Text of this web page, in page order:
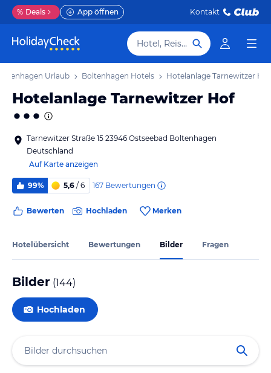
% Deals App öffnen Kontakt
Hotel, Reiseziel
Urlaub Boltenhagen Hotels Hotelanlage Tarnewitzer Hof
Hotelanlage Tarnewitzer Hof
Tarnewitzer Straße 15 23946 Ostseebad Boltenhagen
Deutschland
Auf Karte anzeigen
99% 5,6 / 6 167 Bewertungen
Bewerten Hochladen Merken
Hotelübersicht Bewertungen Bilder Fragen
Bilder (144)
Hochladen